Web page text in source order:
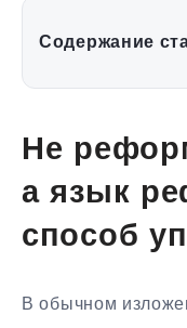
Содержание
Не
а язык
способ
В обычном